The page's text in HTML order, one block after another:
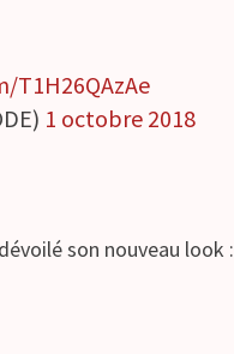
T1H26QAzAe
1 octobre 2018
son nouveau look :